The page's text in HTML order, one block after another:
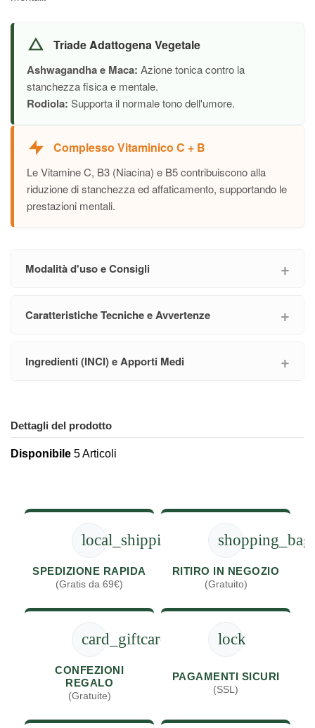
Triade Adattogena Vegetale
Ashwagandha e Maca: Azione tonica contro la
stanchezza fisica e mentale.
Rodiola: Supporta il normale tono dell'umore.
Complesso Vitaminico C + B
Le Vitamine C, B3 (Niacina) e B5 contribuiscono alla
riduzione di stanchezza ed affaticamento, supportando le
prestazioni mentali.
Modalità d'uso e Consigli
Caratteristiche Tecniche e Avvertenze
Ingredienti (INCI) e Apporti Medi
Dettagli del prodotto
Disponibile 5 Articoli
local_shipping
SPEDIZIONE RAPIDA
(Gratis da 69€)
shopping_bag
RITIRO IN NEGOZIO
(Gratuito)
card_giftcard
CONFEZIONI
REGALO
(Gratuite)
lock
PAGAMENTI SICURI
(SSL)